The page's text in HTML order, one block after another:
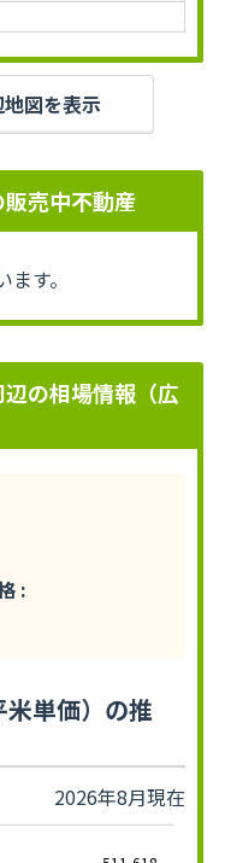
図を表示
売中不動産
す。
の相場情報（広
:
単価）の推
2026年8月現在